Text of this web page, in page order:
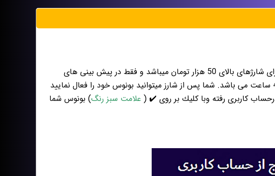
دوست عزیز تنها بونوس فعال در سیستم بونوس صد در صد میباشد که برای شارژهای بالای 50 هزار تومان میباشد و فقط در پیش بینی های
ورزشی مورد استفاده است و مهلت استفاده ان از زمان واریزی به مدت 48 ساعت می باشد. شما پس از شارز میتوانید بونوس خود را فعال نمایید
كاربرى رفته وبا كليك بر روى ✔️ ( علامت سبز رنگ) بونوس شما